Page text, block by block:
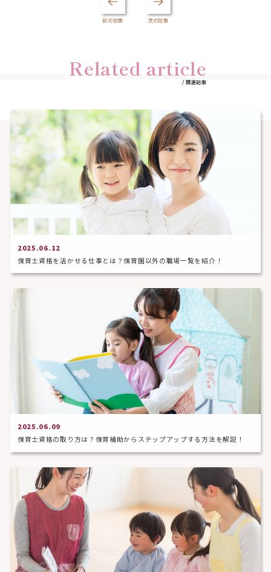
前の記事 次の記事
Related article
/ 関連記事
2025.06.12
保育士資格を活かせる仕事とは？保育園以外の職場一覧を紹介！
2025.06.09
保育士資格の取り方は？保育補助からステップアップする方法を解説！